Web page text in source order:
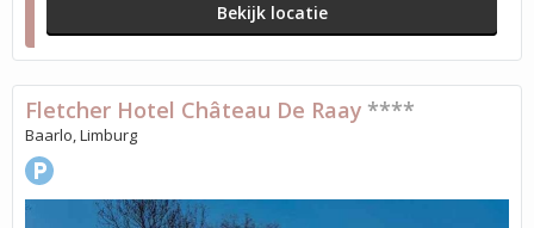
Bekijk locatie
Fletcher Hotel Château De Raay ****
Baarlo, Limburg